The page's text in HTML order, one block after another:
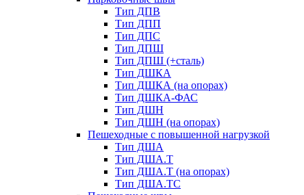
Тип ДПВ
Тип ДПП
Тип ДПС
Тип ДПШ
Тип ДПШ (+сталь)
Тип ДШКА
Тип ДШКА (на опорах)
Тип ДШКА-ФАС
Тип ДШН
Тип ДШН (на опорах)
Пешеходные с повышенной нагрузкой
Тип ДША
Тип ДША.Т
Тип ДША.Т (на опорах)
Тип ДША.ТС